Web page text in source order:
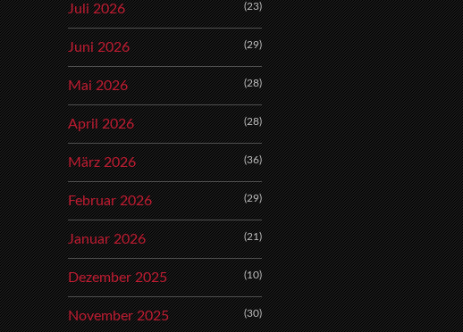
Juli 2026 (23)
Juni 2026 (29)
Mai 2026 (28)
April 2026 (28)
März 2026 (36)
Februar 2026 (29)
Januar 2026 (21)
Dezember 2025 (10)
November 2025 (30)